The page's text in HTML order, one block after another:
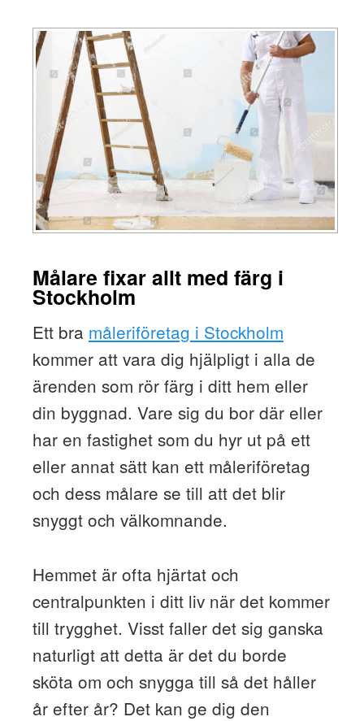
Målare fixar allt med färg i
Stockholm
Ett bra måleriföretag i Stockholm
kommer att vara dig hjälpligt i alla de
ärenden som rör färg i ditt hem eller
din byggnad. Vare sig du bor där eller
har en fastighet som du hyr ut på ett
eller annat sätt kan ett måleriföretag
och dess målare se till att det blir
snyggt och välkomnande.
Hemmet är ofta hjärtat och
centralpunkten i ditt liv när det kommer
till trygghet. Visst faller det sig ganska
naturligt att detta är det du borde
sköta om och snygga till så det håller
år efter år? Det kan ge dig den